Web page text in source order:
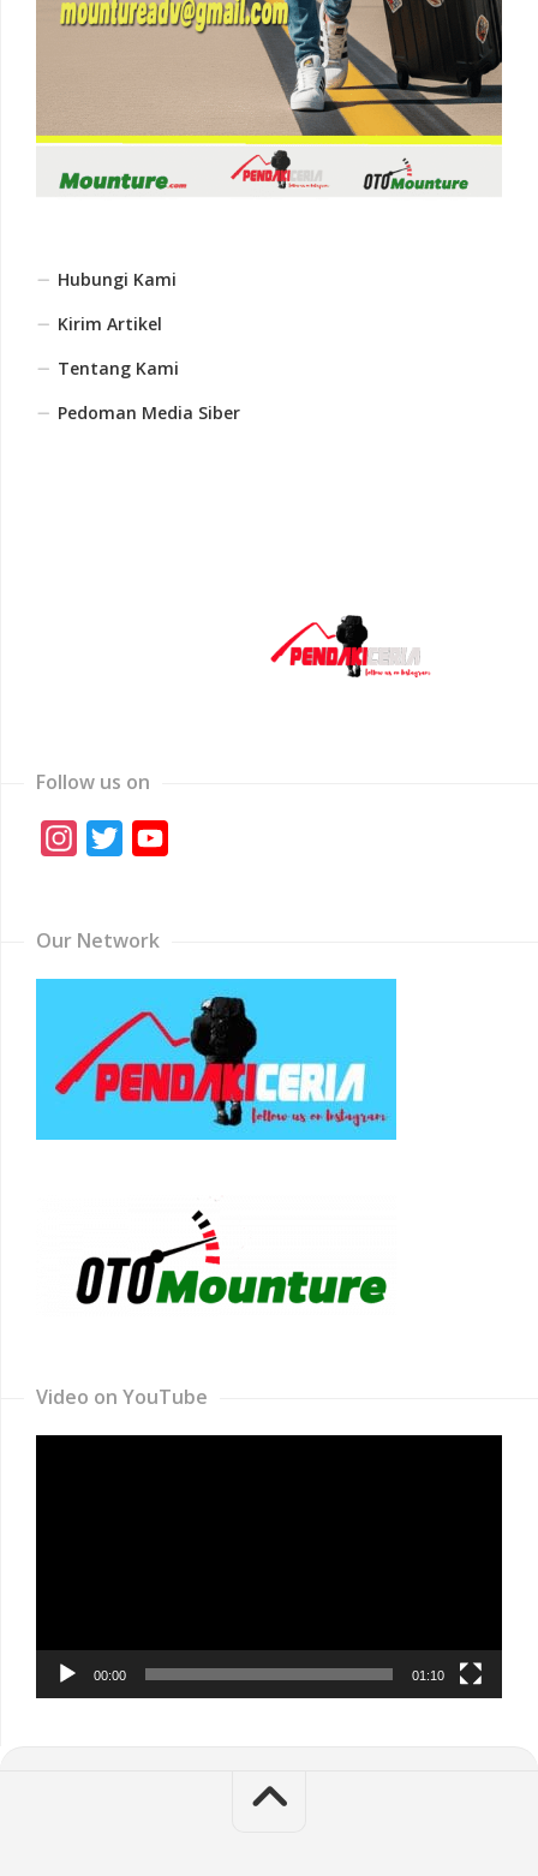
Hubungi Kami
Kirim Artikel
Tentang Kami
Pedoman Media Siber
Follow us on
Instagram
Twitter
Our Network
Video on YouTube
00:00 01:10